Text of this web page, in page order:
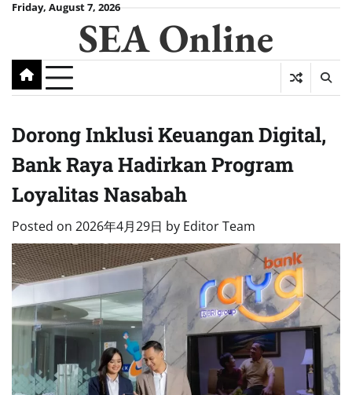
SkipFriday, August 7, 2026
SEA Online
Dorong Inklusi Keuangan Digital,
Bank Raya Hadirkan Program
Loyalitas Nasabah
Posted on 2026年4月29日 by Editor Team